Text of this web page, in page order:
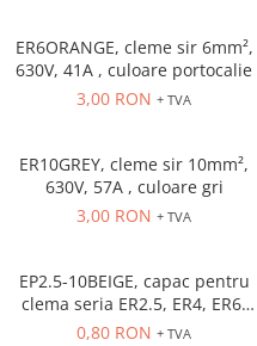
Router si switch-uri industriale
Afisoare digitale
Senzori fotoelectrici
Senzori inductivi
Senzori magnetici-rezistivi
TRIO-PS
TRIO-UPS
Butoane si accesorii
Lampa multi LED
pentru motor
Direct-On-Line Starters
ER6ORANGE, cleme sir 6mm²,
630V, 41A , culoare portocalie
3,00 RON + TVA
ER10GREY, cleme sir 10mm²,
630V, 57A , culoare gri
3,00 RON + TVA
EP2.5-10BEIGE, capac pentru
clema seria ER2.5, ER4, ER6,
ER10 Beige
0,80 RON + TVA